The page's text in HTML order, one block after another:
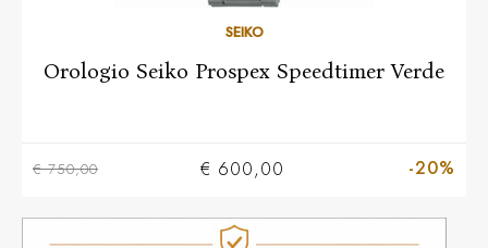
SEIKO
Orologio Seiko Prospex Speedtimer Verde
€ 750,00 € 600,00 -20%